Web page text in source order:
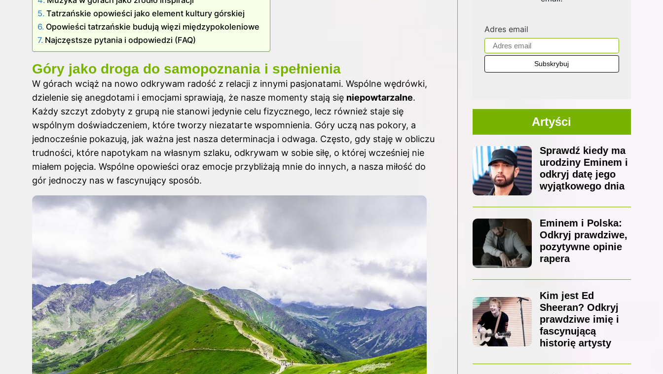
Tatrzańskie opowieści jako element kultury górskiej
Opowieści tatrzańskie budują więzi międzypokoleniowe
Najczęstsze pytania i odpowiedzi (FAQ)
Góry jako droga do samopoznania i spełnienia
W górach wciąż na nowo odkrywam radość z relacji z innymi pasjonatami. Wspólne wędrówki,
dzielenie się anegdotami i emocjami sprawiają, że nasze momenty stają się niepowtarzalne.
Każdy szczyt zdobyty z grupą nie stanowi jedynie celu fizycznego, lecz również staje się
wspólnym doświadczeniem, które tworzy niezatarte wspomnienia. Góry uczą nas pokory, a
jednocześnie pokazują, jak ważna jest nasza determinacja i odwaga. Często, gdy staję w obliczu
trudności, które napotykam na własnym szlaku, odkrywam w sobie siłę, o której wcześniej nie
miałem pojęcia. Wspólne opowieści oraz emocje przybliżają mnie do innych, a nasza miłość do
gór jednoczy nas w fascynujący sposób.
Adres email
Artyści
Sprawdź kiedy ma
urodziny Eminem i
odkryj datę jego
wyjątkowego dnia
Eminem i Polska:
Odkryj prawdziwe,
pozytywne opinie
rapera
Kim jest Ed
Sheeran? Odkryj
prawdziwe imię i
fascynującą
historię artysty